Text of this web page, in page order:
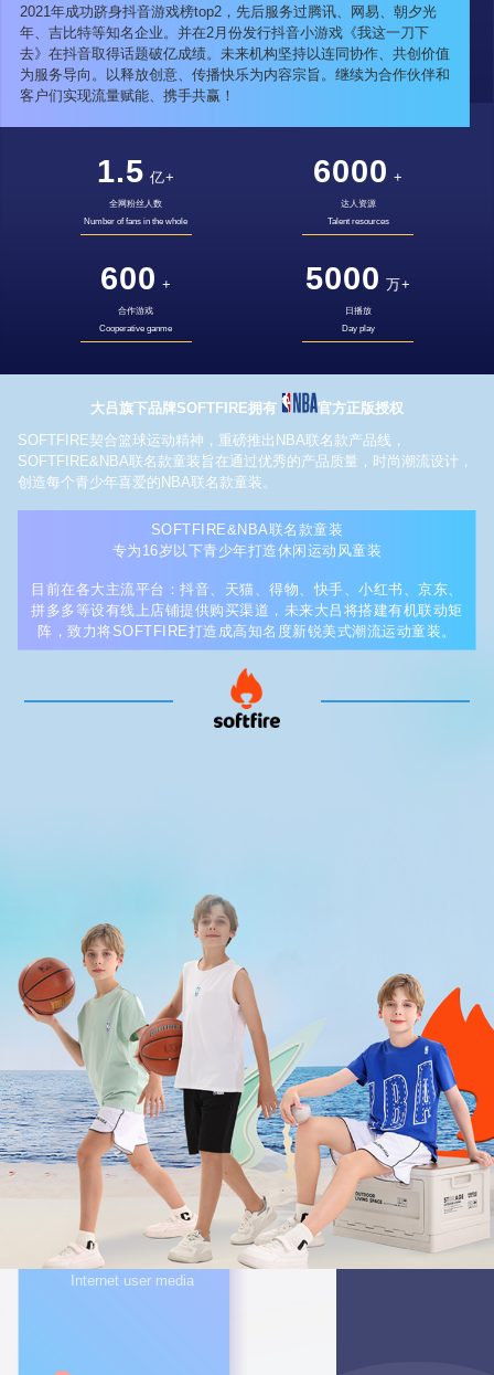
2021年成功跻身抖音游戏榜top2，先后服务过腾讯、网易、朝夕光
年、吉比特等知名企业。并在2月份发行抖音小游戏《我这一刀下
去》在抖音取得话题破亿成绩。未来机构坚持以连同协作、共创价值
为服务导向。以释放创意、传播快乐为内容宗旨。继续为合作伙伴和
客户们实现流量赋能、携手共赢！
1.5 亿+
全网粉丝人数
Number of fans in the whole
6000 +
达人资源
Talent resources
600 +
合作游戏
Cooperative ganme
5000 万+
日播放
Day play
大吕旗下品牌SOFTFIRE拥有
官方正版授权
SOFTFIRE契合篮球运动精神，重磅推出NBA联名款产品线，
SOFTFIRE&NBA联名款童装旨在通过优秀的产品质量，时尚潮流设计，
创造每个青少年喜爱的NBA联名款童装。
SOFTFIRE&NBA联名款童装
专为16岁以下青少年打造休闲运动风童装
目前在各大主流平台：抖音、天猫、得物、快手、小红书、京东、
拼多多等设有线上店铺提供购买渠道，未来大吕将搭建有机联动矩
阵，致力将SOFTFIRE打造成高知名度新锐美式潮流运动童装。
2.5 亿+
日覆盖移动互联网用户媒体
Daily coverage of mobile
Internet user media
5亿+
日展示广告
Daily display
resources